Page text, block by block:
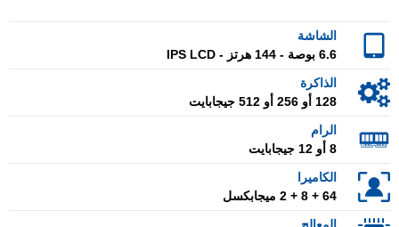
الشاشة
6.6 بوصة - 144 هرتز - IPS LCD
الذاكرة
128 أو 256 أو 512 جيجابايت
الرام
8 أو 12 جيجابايت
الكاميرا
64 + 8 + 2 ميجابكسل